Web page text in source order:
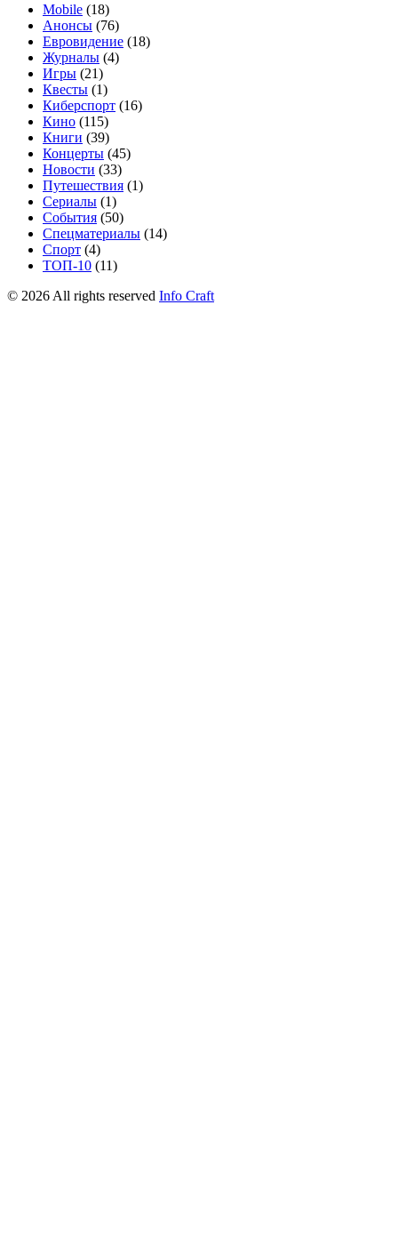
Mobile (18)
Анонсы (76)
Евровидение (18)
Журналы (4)
Игры (21)
Квесты (1)
Киберспорт (16)
Кино (115)
Книги (39)
Концерты (45)
Новости (33)
Путешествия (1)
Сериалы (1)
События (50)
Спецматериалы (14)
Спорт (4)
ТОП-10 (11)
© 2026 All rights reserved Info Craft